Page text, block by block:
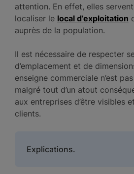
attention. En effet, elles
localiser le local d’exploitation
auprès de la population.
Il est nécessaire de respecter
d’emplacement et de
enseigne commerciale n’est
malgré tout d’un atout
aux entreprises d’être visibles
clients.
Explications.